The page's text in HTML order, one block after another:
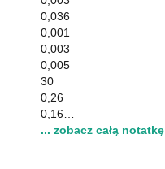
0,036
0,001
0,003
0,005
30
0,26
0,16…
... zobacz całą notatkę